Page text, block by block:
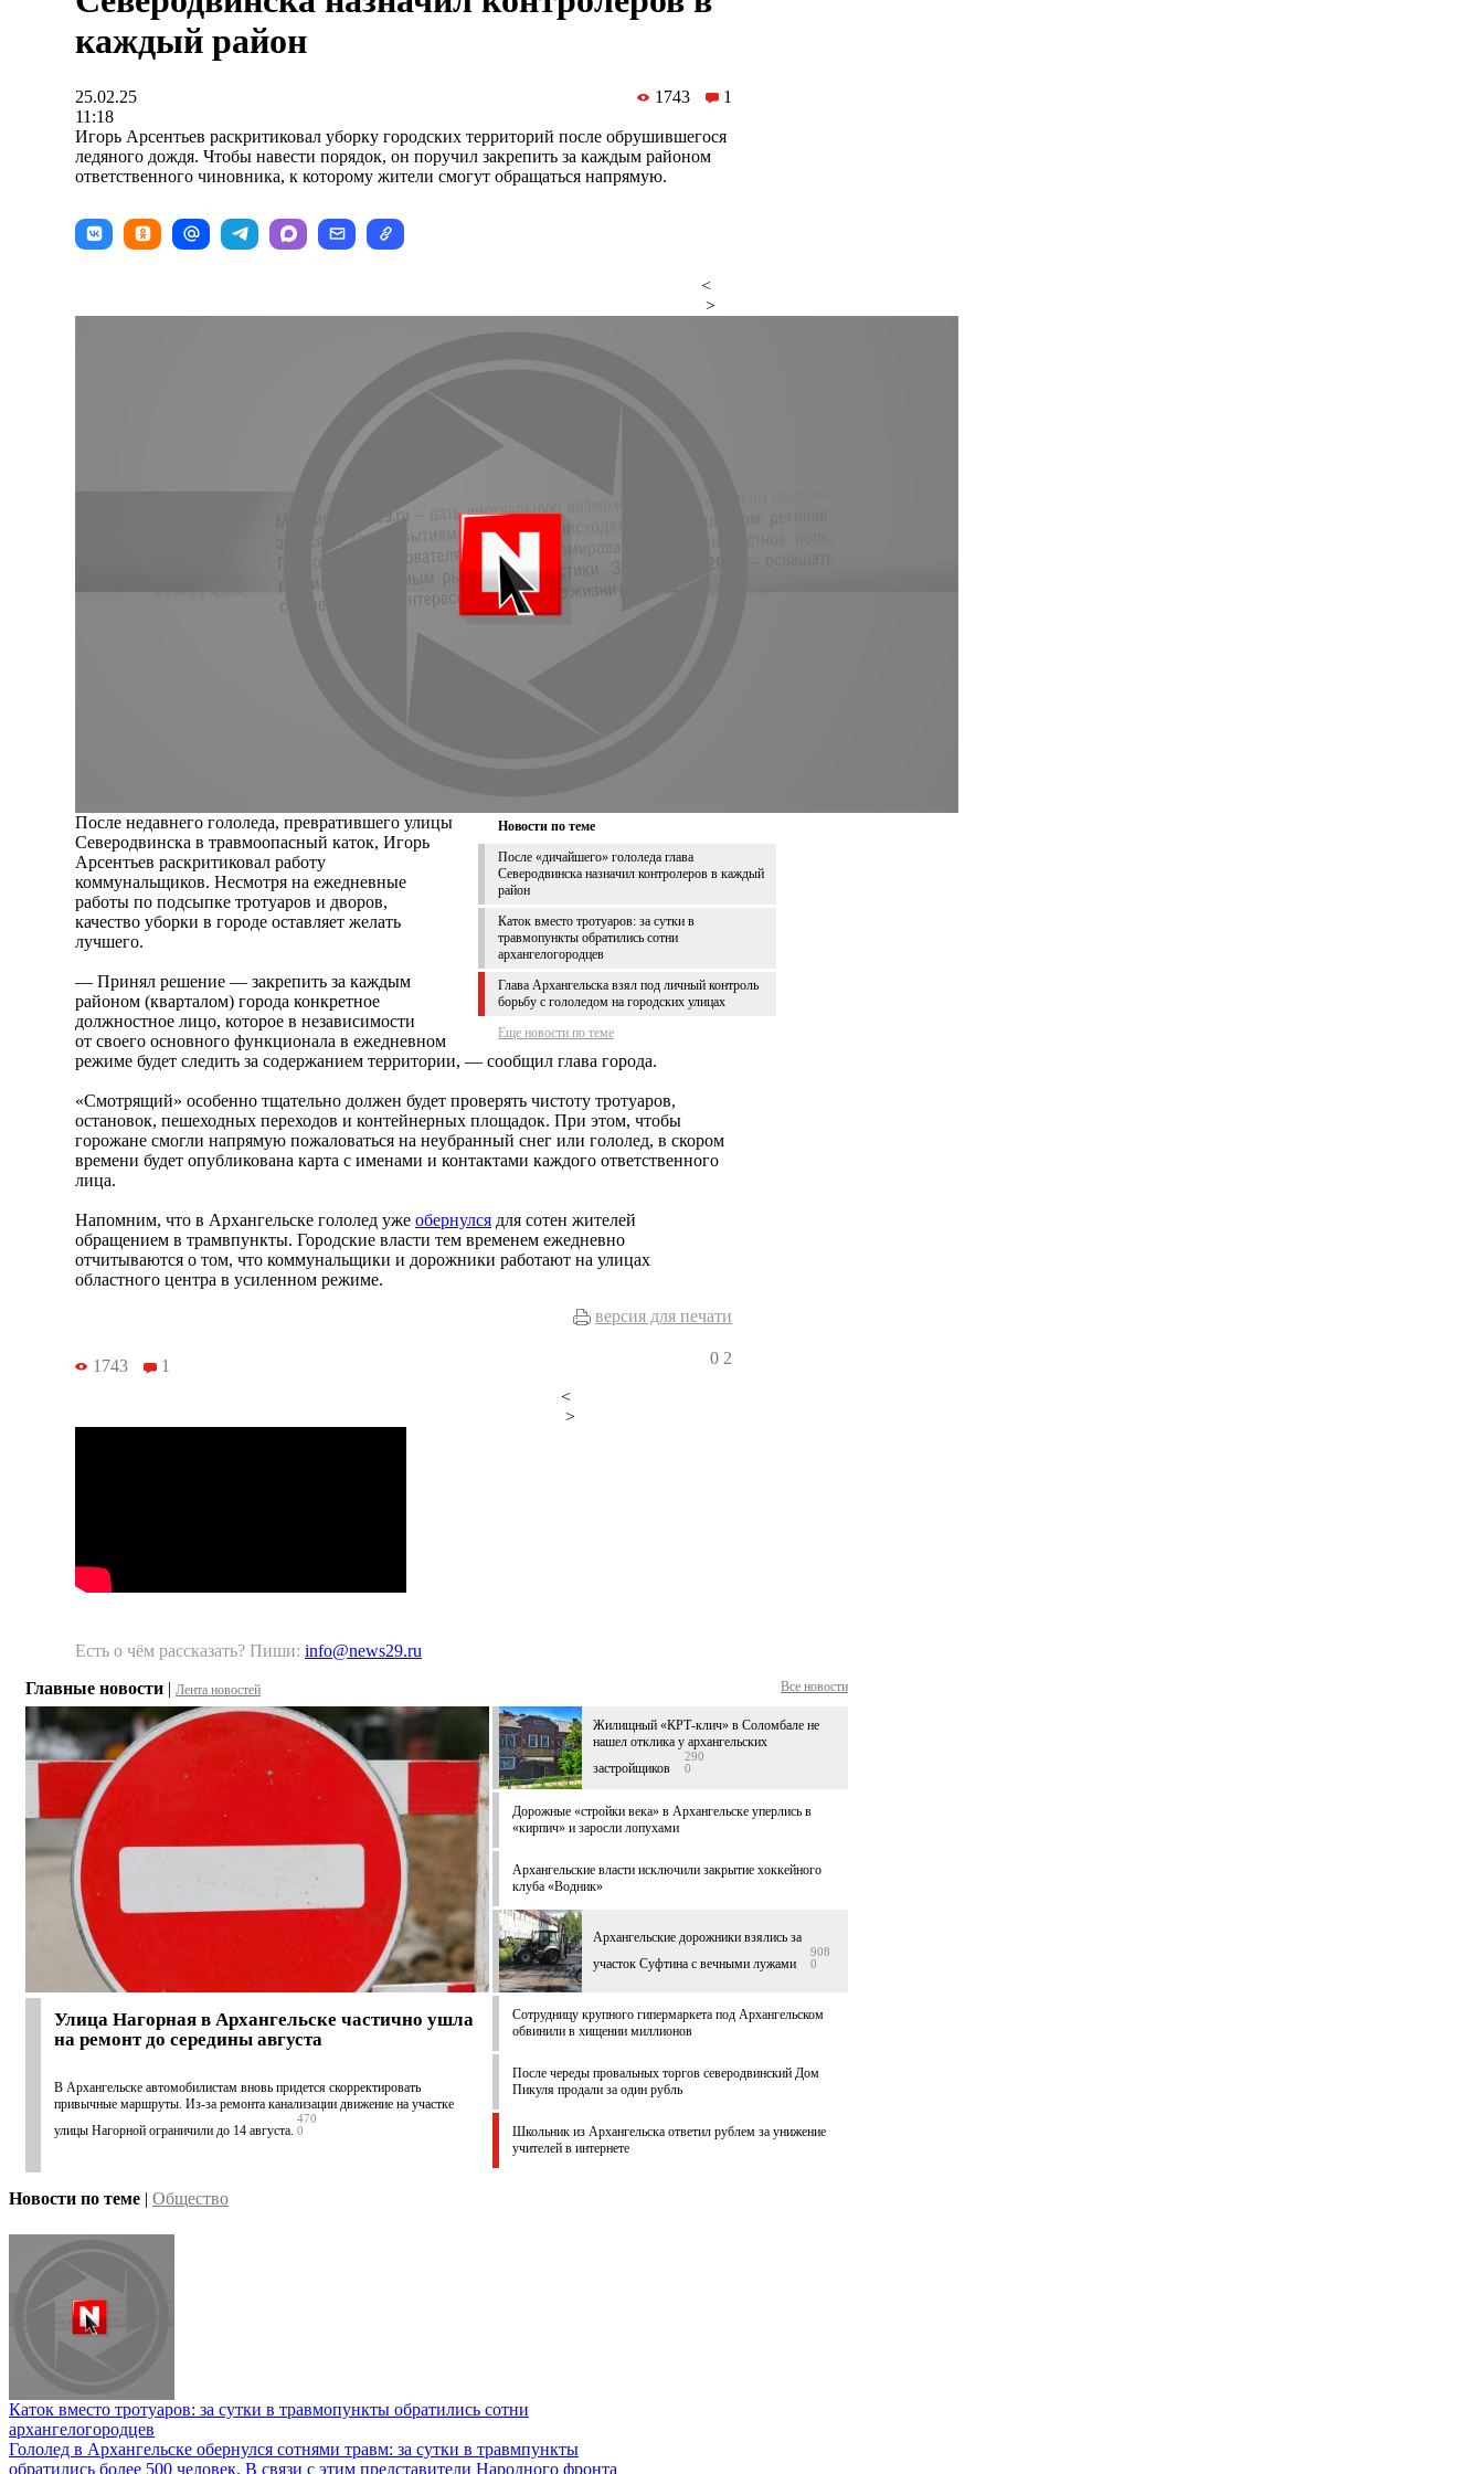
каждый район
25.02.25
11:18
1743 1
Игорь Арсентьев раскритиковал уборку городских территорий после обрушившегося
ледяного дождя. Чтобы навести порядок, он поручил закрепить за каждым районом
ответственного чиновника, к которому жители смогут обращаться напрямую.
<
>
Новости по теме
После «дичайшего» гололеда глава
Северодвинска назначил контролеров в каждый
район
Каток вместо тротуаров: за сутки в
травмопункты обратились сотни
архангелогородцев
Глава Архангельска взял под личный контроль
борьбу с гололедом на городских улицах
Еще новости по теме
После недавнего гололеда, превратившего улицы
Северодвинска в травмоопасный каток, Игорь
Арсентьев раскритиковал работу
коммунальщиков. Несмотря на ежедневные
работы по подсыпке тротуаров и дворов,
качество уборки в городе оставляет желать
лучшего.
— Принял решение — закрепить за каждым
районом (кварталом) города конкретное
должностное лицо, которое в независимости
от своего основного функционала в ежедневном
режиме будет следить за содержанием территории, — сообщил глава города.
«Смотрящий» особенно тщательно должен будет проверять чистоту тротуаров,
остановок, пешеходных переходов и контейнерных площадок. При этом, чтобы
горожане смогли напрямую пожаловаться на неубранный снег или гололед, в скором
времени будет опубликована карта с именами и контактами каждого ответственного
лица.
Напомним, что в Архангельске гололед уже обернулся для сотен жителей
обращением в трамвпункты. Городские власти тем временем ежедневно
отчитываются о том, что коммунальщики и дорожники работают на улицах
областного центра в усиленном режиме.
версия для печати
1743 1 0 2
<
>
Есть о чём рассказать? Пиши: info@news29.ru
Главные новости | Лента новостей Все новости
Улица Нагорная в Архангельске частично ушла
на ремонт до середины августа
В Архангельске автомобилистам вновь придется скорректировать
привычные маршруты. Из-за ремонта канализации движение на участке
улицы Нагорной ограничили до 14 августа.
470
0
Жилищный «КРТ-клич» в Соломбале не
нашел отклика у архангельских
застройщиков
290
0
Дорожные «стройки века» в Архангельске уперлись в
«кирпич» и заросли лопухами
Архангельские власти исключили закрытие хоккейного
клуба «Водник»
Архангельские дорожники взялись за
участок Суфтина с вечными лужами
908
0
Сотрудницу крупного гипермаркета под Архангельском
обвинили в хищении миллионов
После череды провальных торгов северодвинский Дом
Пикуля продали за один рубль
Школьник из Архангельска ответил рублем за унижение
учителей в интернете
Новости по теме | Общество
Каток вместо тротуаров: за сутки в травмопункты обратились сотни
архангелогородцев
Гололед в Архангельске обернулся сотнями травм: за сутки в травмпункты
обратились более 500 человек. В связи с этим представители Народного фронта